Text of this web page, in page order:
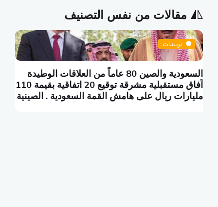
مقالات من نفس التصنيف
تريندات
السعودية والصين 80 عاماً من العلاقات الوطيدة
آفاق مستقبلية مشرقة توقيع 20 اتفاقية بقيمة 110
مليارات ريال على هامش القمة السعودية . الصينية